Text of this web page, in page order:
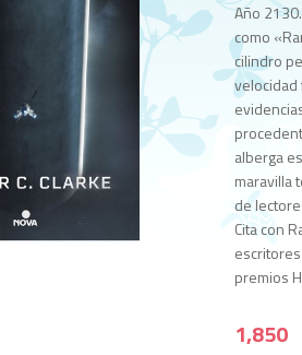
Año
como
cilindro
velocidad
alberga
maravilla
de
Cita con
premios
1,850